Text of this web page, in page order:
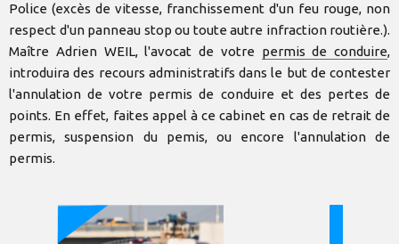
Police (excès de vitesse, franchissement d'un feu rouge, non
respect d'un panneau stop ou toute autre infraction routière.).
Maître Adrien WEIL, l'avocat de votre permis de conduire,
introduira des recours administratifs dans le but de contester
l'annulation de votre permis de conduire et des pertes de
points. En effet, faites appel à ce cabinet en cas de retrait de
permis, suspension du pemis, ou encore l'annulation de
permis.